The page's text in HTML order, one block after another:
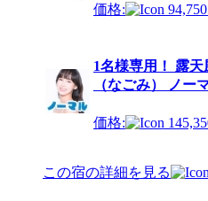
価格:
1名様専用！ 露
（なごみ） ノー
価格:
この宿の詳細を見る